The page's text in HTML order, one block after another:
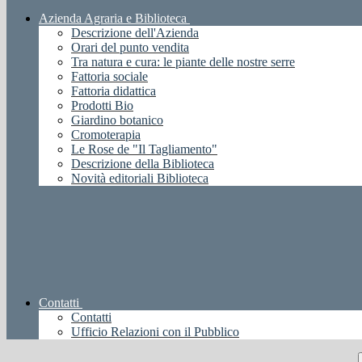
Azienda Agraria e Biblioteca
Descrizione dell'Azienda
Orari del punto vendita
Tra natura e cura: le piante delle nostre serre
Fattoria sociale
Fattoria didattica
Prodotti Bio
Giardino botanico
Cromoterapia
Le Rose de "Il Tagliamento"
Descrizione della Biblioteca
Novità editoriali Biblioteca
Contatti
Contatti
Ufficio Relazioni con il Pubblico